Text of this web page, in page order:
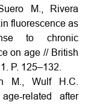
M., Rivera
fluorescence as
to chronic
on age // British
P. 125–132.
M., Wulf H.C.
related after